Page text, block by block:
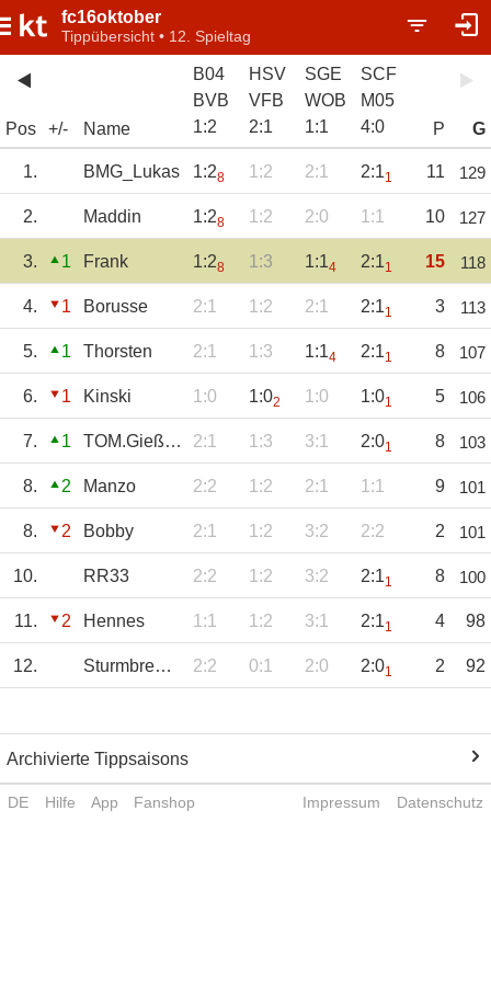
fc16oktober
Tippübersicht • 12. Spieltag
Pos +/- Name
B04
BVB
1:2
HSV
VFB
2:1
SGE
WOB
1:1
SCF
M05
4:0 P G
1. BMG_Lukas 1:28 1:2 2:1 2:11 11 129
2. Maddin 1:28 1:2 2:0 1:1 10 127
3. 1 Frank 1:28 1:3 1:14 2:11 15 118
4. 1 Borusse 2:1 1:2 2:1 2:11 3 113
5. 1 Thorsten 2:1 1:3 1:14 2:11 8 107
6. 1 Kinski 1:0 1:02 1:0 1:01 5 106
7. 1 TOM.Gießen 2:1 1:3 3:1 2:01 8 103
8. 2 Manzo 2:2 1:2 2:1 1:1 9 101
8. 2 Bobby 2:1 1:2 3:2 2:2 2 101
10. RR33 2:2 1:2 3:2 2:11 8 100
11. 2 Hennes 1:1 1:2 3:1 2:11 4 98
12. Sturmbremse 2:2 0:1 2:0 2:01 2 92
Archivierte Tippsaisons
DE Hilfe App Fanshop Impressum Datenschutz